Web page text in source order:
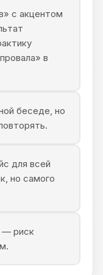
с акцентом
в
беседе, но
для всей
но самого
— риск